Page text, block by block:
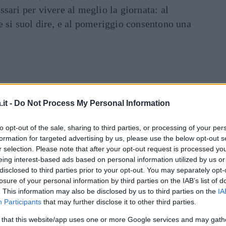
- Do Not Process My Personal Information
opt-out of the sale, sharing to third parties, or processing of your
for targeted advertising by us, please use the below opt-out
selection. Please note that after your opt-out request is processed
interest-based ads based on personal information utilized by us
to third parties prior to your opt-out. You may separately
of your personal information by third parties on the IAB’s list of
This information may also be disclosed by us to third parties on the
Participants that may further disclose it to other third parties.
that this website/app uses one or more Google services and may
per vivere al meglio la giornata: al
suol dire, e al pomeriggio consentono una
la scorza dellimonegrattugiata, i tuorli
Impastate il tutto molto bene senza
più alta di un dito e fate tanti biscottini di
del forno e appoggiatevi ibiscottinon
preriscaldato a 180° per 30 minuti circa o
superficie.